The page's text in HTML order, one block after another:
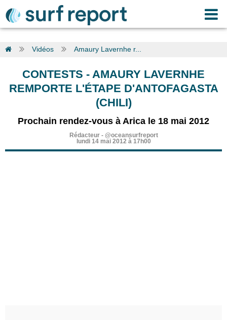
Vidéos Amaury Lavernhe r...
CONTESTS - AMAURY LAVERNHE
REMPORTE L'ÉTAPE D'ANTOFAGASTA
(CHILI)
Prochain rendez-vous à Arica le 18 mai 2012
Rédacteur- @oceansurfreport
lundi 14 mai 2012 à 17h00